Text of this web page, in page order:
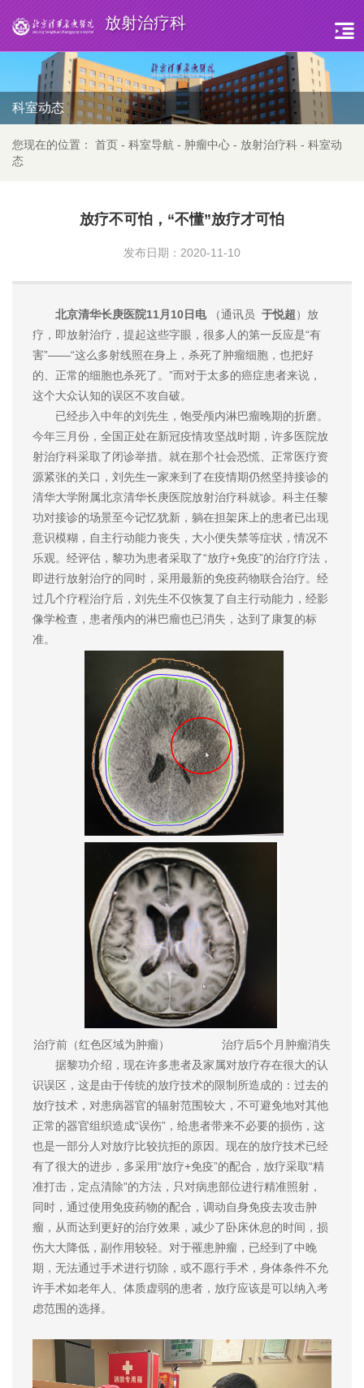
放射治疗科
科室动态
您现在的位置： 首页 - 科室导航 - 肿瘤中心 - 放射治疗科 - 科室动
态
放疗不可怕，“不懂”放疗才可怕
发布日期：2020-11-10
北京清华长庚医院11月10日电（通讯员 于悦超）放
疗，即放射治疗，提起这些字眼，很多人的第一反应是“有
害”——“这么多射线照在身上，杀死了肿瘤细胞，也把好
的、正常的细胞也杀死了。”而对于太多的癌症患者来说，
这个大众认知的误区不攻自破。
已经步入中年的刘先生，饱受颅内淋巴瘤晚期的折磨。
今年三月份，全国正处在新冠疫情攻坚战时期，许多医院放
射治疗科采取了闭诊举措。就在那个社会恐慌、正常医疗资
源紧张的关口，刘先生一家来到了在疫情期仍然坚持接诊的
清华大学附属北京清华长庚医院放射治疗科就诊。科主任黎
功对接诊的场景至今记忆犹新，躺在担架床上的患者已出现
意识模糊，自主行动能力丧失，大小便失禁等症状，情况不
乐观。经评估，黎功为患者采取了“放疗+免疫”的治疗疗法，
即进行放射治疗的同时，采用最新的免疫药物联合治疗。经
过几个疗程治疗后，刘先生不仅恢复了自主行动能力，经影
像学检查，患者颅内的淋巴瘤也已消失，达到了康复的标
准。
治疗前（红色区域为肿瘤） 治疗后5个月肿瘤消失
据黎功介绍，现在许多患者及家属对放疗存在很大的认
识误区，这是由于传统的放疗技术的限制所造成的：过去的
放疗技术，对患病器官的辐射范围较大，不可避免地对其他
正常的器官组织造成“误伤”，给患者带来不必要的损伤，这
也是一部分人对放疗比较抗拒的原因。现在的放疗技术已经
有了很大的进步，多采用“放疗+免疫”的配合，放疗采取“精
准打击，定点清除”的方法，只对病患部位进行精准照射，
同时，通过使用免疫药物的配合，调动自身免疫去攻击肿
瘤，从而达到更好的治疗效果，减少了卧床休息的时间，损
伤大大降低，副作用较轻。对于罹患肿瘤，已经到了中晚
期，无法通过手术进行切除，或不愿行手术，身体条件不允
许手术如老年人、体质虚弱的患者，放疗应该是可以纳入考
虑范围的选择。